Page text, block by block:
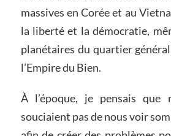
massives en Corée et au
la liberté et la démocratie,
planétaires du quartier
l’Empire du Bien.
À l’époque, je pensais que
souciaient pas de nous voir